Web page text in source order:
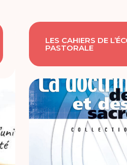
LES CAHIERS DE
PASTORALE